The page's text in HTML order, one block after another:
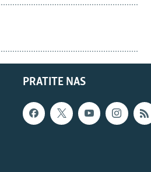
PRATITE NAS